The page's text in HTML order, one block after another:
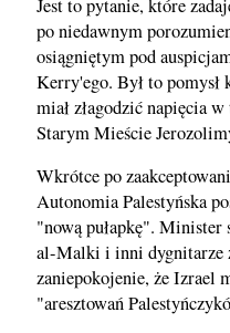
Jest to pytanie, które
po niedawnym
osiągniętym pod
Kerry'ego. Był to
miał złagodzić napięcia
Starym Mieście
Wkrótce po
Autonomia Palestyńska
"nową pułapkę". Minister
al-Malki i inni dygnitarze
zaniepokojenie, że Izrael
"aresztowań